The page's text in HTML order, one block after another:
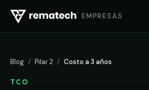
EMPRESAS
Blog / Pilar 2 / Costo a 3 años
TCO